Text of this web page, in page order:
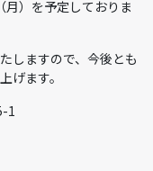
）を予定しておりま
しますので、今後とも
げます。
1